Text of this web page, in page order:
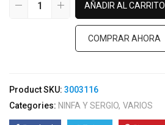
AÑADIR AL CARRITO
COMPRAR AHORA
Product SKU: 3003116
Categories: NINFA Y SERGIO VARIOS